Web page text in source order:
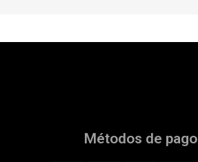
Métodos de pago